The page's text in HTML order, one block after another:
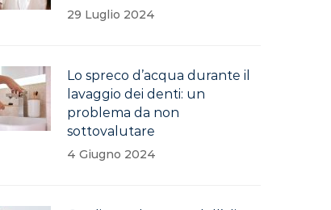
29 Luglio 2024
Lo spreco d’acqua durante il
lavaggio dei denti: un
problema da non
sottovalutare
4 Giugno 2024